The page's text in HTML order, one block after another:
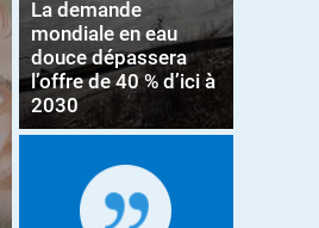
La demande
mondiale en eau
douce dépassera
l’offre de 40 % d’ici à
2030